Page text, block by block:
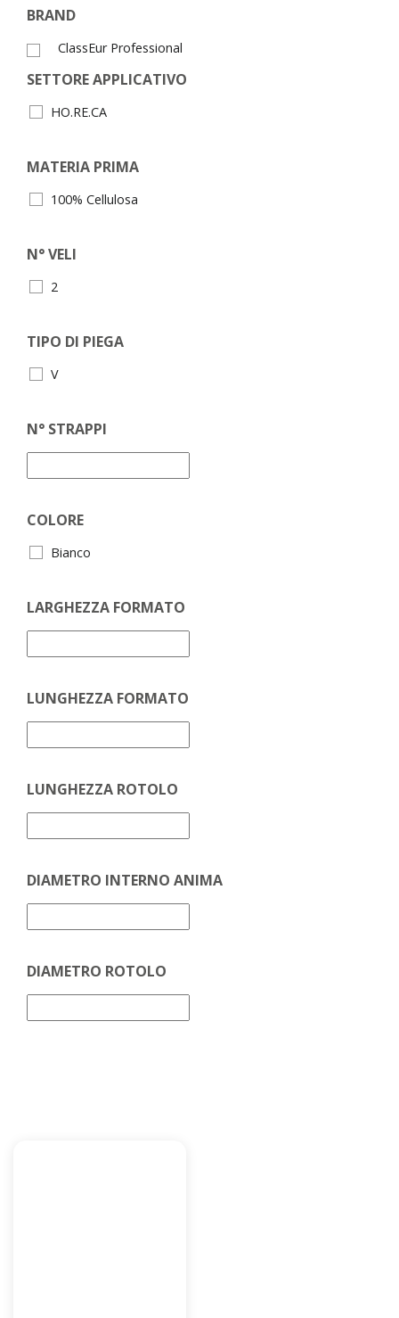
BRAND
ClassEur Professional
SETTORE APPLICATIVO
HO.RE.CA
MATERIA PRIMA
100% Cellulosa
N° VELI
2
TIPO DI PIEGA
V
N° STRAPPI
COLORE
Bianco
LARGHEZZA FORMATO
LUNGHEZZA FORMATO
LUNGHEZZA ROTOLO
DIAMETRO INTERNO ANIMA
DIAMETRO ROTOLO